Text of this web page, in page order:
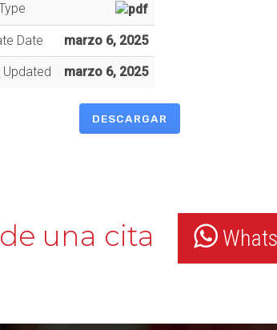
Date marzo 6, 2025
Updated marzo 6, 2025
DESCARGAR
una cita